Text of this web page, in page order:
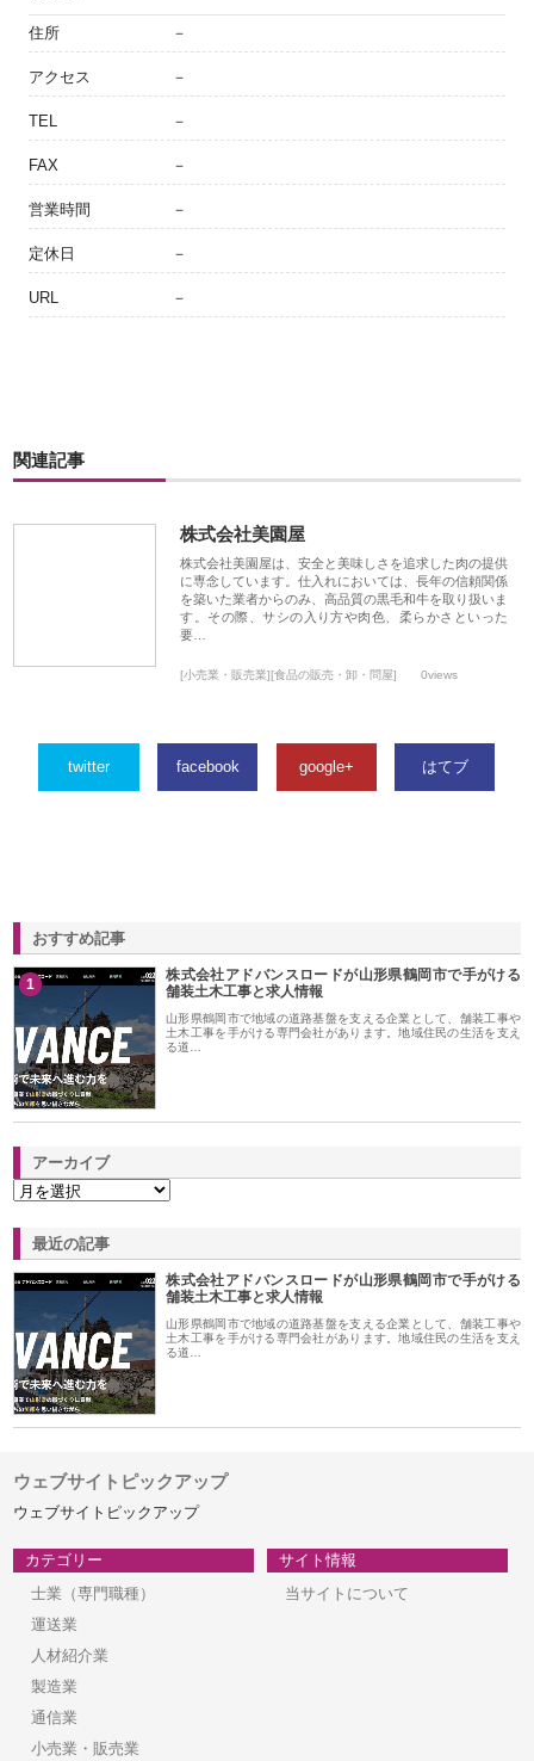
住所 －
アクセス －
TEL －
FAX －
営業時間 －
定休日 －
URL －
関連記事
株式会社美園屋
株式会社美園屋は、安全と美味しさを追求した肉の提供
に専念しています。仕入れにおいては、長年の信頼関係
を築いた業者からのみ、高品質の黒毛和牛を取り扱いま
す。その際、サシの入り方や肉色、柔らかさといった
要…
[小売業・販売業][食品の販売・卸・問屋] 0views
twitter facebook google+ はてブ
おすすめ記事
1
株式会社アドバンスロードが山形県鶴岡市で手がける
舗装土木工事と求人情報
山形県鶴岡市で地域の道路基盤を支える企業として、舗装工事や
土木工事を手がける専門会社があります。地域住民の生活を支え
る道…
アーカイブ
最近の記事
株式会社アドバンスロードが山形県鶴岡市で手がける
舗装土木工事と求人情報
山形県鶴岡市で地域の道路基盤を支える企業として、舗装工事や
土木工事を手がける専門会社があります。地域住民の生活を支え
る道…
ウェブサイトピックアップ
ウェブサイトピックアップ
カテゴリー
士業（専門職種）
運送業
人材紹介業
製造業
通信業
小売業・販売業
サイト情報
当サイトについて